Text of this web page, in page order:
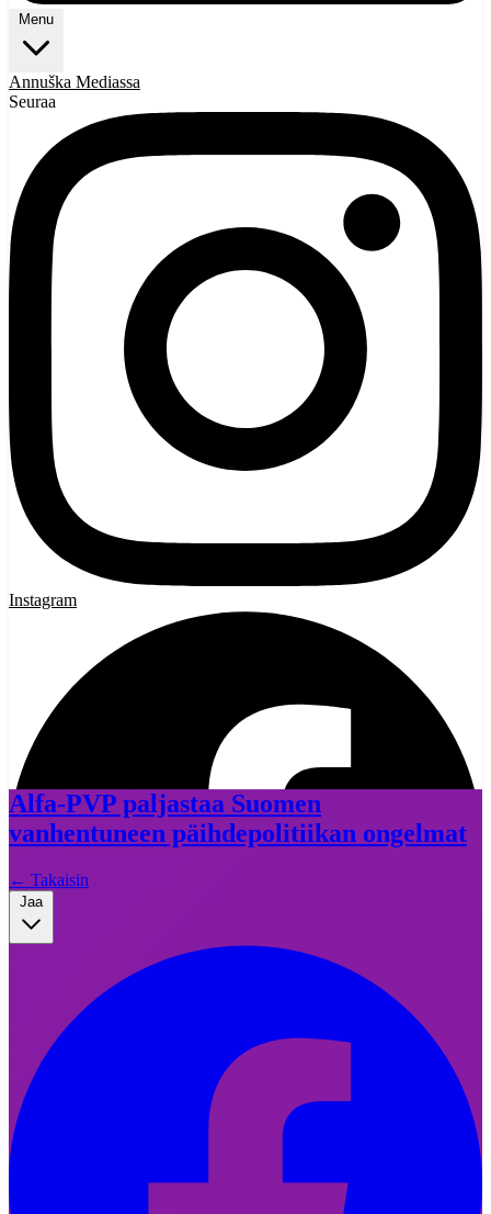
Annuška Mediassa
Seuraa
Instagram
Facebook
Alfa-PVP paljastaa Suomen
vanhentuneen päihdepolitiikan ongelmat
← Takaisin